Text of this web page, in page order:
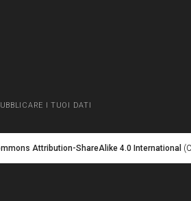
I TUOI DATI
Attribution-ShareAlike 4.0 International